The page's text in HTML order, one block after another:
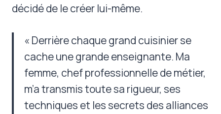
décidé de le créer lui-même.
« Derrière chaque grand cuisinier se
cache une grande enseignante. Ma
femme, chef professionnelle de métier,
m’a transmis toute sa rigueur, ses
techniques et les secrets des alliances